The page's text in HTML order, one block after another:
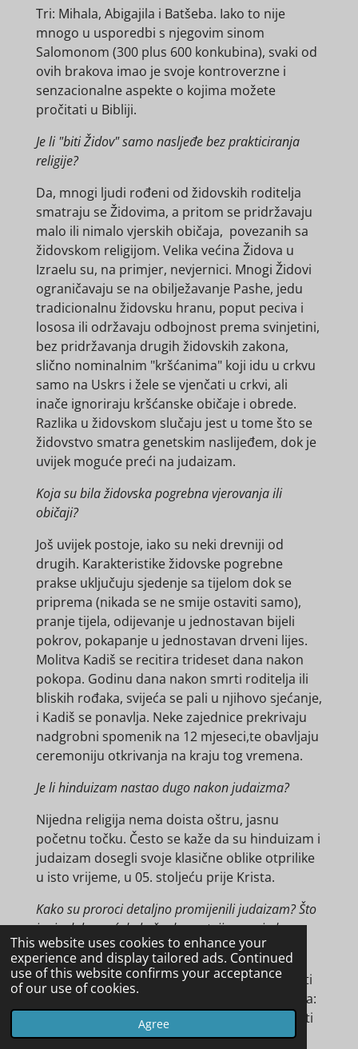
This website uses cookies to enhance your
experience and display tailored ads. Continued
use of this website confirms your acceptance
of our use of cookies.
Agree
Tri: Mihala, Abigajila i Batšeba. Iako to nije
mnogo u usporedbi s njegovim sinom
Salomonom (300 plus 600 konkubina), svaki od
ovih brakova imao je svoje kontroverzne i
senzacionalne aspekte o kojima možete
pročitati u Bibliji.
Je li "biti Židov" samo nasljeđe bez prakticiranja
religije?
Da, mnogi ljudi rođeni od židovskih roditelja
smatraju se Židovima, a pritom se pridržavaju
malo ili nimalo vjerskih običaja, povezanih sa
židovskom religijom. Velika većina Židova u
Izraelu su, na primjer, nevjernici. Mnogi Židovi
ograničavaju se na obilježavanje Pashe, jedu
tradicionalnu židovsku hranu, poput peciva i
lososa ili održavaju odbojnost prema svinjetini,
bez pridržavanja drugih židovskih zakona,
slično nominalnim "kršćanima" koji idu u crkvu
samo na Uskrs i žele se vjenčati u crkvi, ali
inače ignoriraju kršćanske običaje i obrede.
Razlika u židovskom slučaju jest u tome što se
židovstvo smatra genetskim naslijeđem, dok je
uvijek moguće preći na judaizam.
Koja su bila židovska pogrebna vjerovanja ili
običaji?
Još uvijek postoje, iako su neki drevniji od
drugih. Karakteristike židovske pogrebne
prakse uključuju sjedenje sa tijelom dok se
priprema (nikada se ne smije ostaviti samo),
pranje tijela, odijevanje u jednostavan bijeli
pokrov, pokapanje u jednostavan drveni lijes.
Molitva Kadiš se recitira trideset dana nakon
pokopa. Godinu dana nakon smrti roditelja ili
bliskih rođaka, svijeća se pali u njihovo sjećanje,
i Kadiš se ponavlja. Neke zajednice prekrivaju
nadgrobni spomenik na 12 mjeseci,te obavljaju
ceremoniju otkrivanja na kraju tog vremena.
Je li hinduizam nastao dugo nakon judaizma?
Nijedna religija nema doista oštru, jasnu
početnu točku. Često se kaže da su hinduizam i
judaizam dosegli svoje klasične oblike otprilike
u isto vrijeme, u 05. stoljeću prije Krista.
Kako su proroci detaljno promijenili judaizam? Što
im je dalo moć da kažu da postoji samo jedan
Bog?
Ovo je veliko pitanje i najbolje ga je proučavati
u udžbeniku, poput knjige Stephena L. Harrisa:
"Razumijevanje Biblije". Ali, vrijedi napomenuti
da Biblija spominje "lažne" proroke, baš kao i